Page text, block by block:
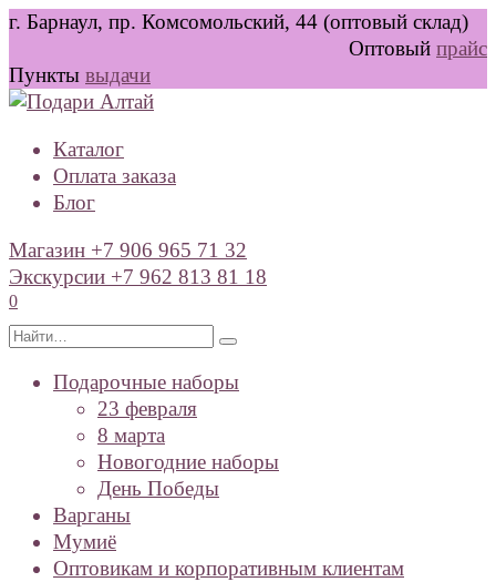
Перейти
содержанию
г. Барнаул, пр. Комсомольский, 44 (оптовый склад)
Оптовый прайс
Пункты выдачи
Каталог
Оплата заказа
Блог
Магазин +7 906 965 71 32
Экскурсии +7 962 813 81 18
0
Search
Подарочные наборы
23 февраля
8 марта
Новогодние наборы
День Победы
Варганы
Мумиё
Оптовикам и корпоративным клиентам